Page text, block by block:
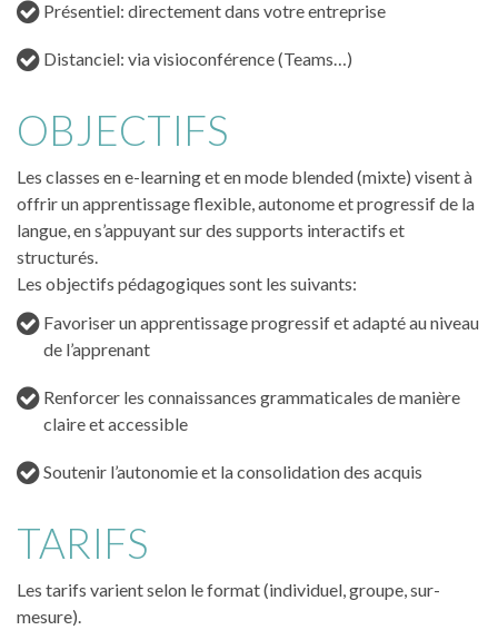
Présentiel: directement dans votre entreprise
Distanciel: via visioconférence (Teams…)
OBJECTIFS
Les classes en e-learning et en mode blended (mixte) visent à
offrir un apprentissage flexible, autonome et progressif de la
langue, en s’appuyant sur des supports interactifs et
structurés.
Les objectifs pédagogiques sont les suivants:
Favoriser un apprentissage progressif et adapté au niveau
de l’apprenant
Renforcer les connaissances grammaticales de manière
claire et accessible
Soutenir l’autonomie et la consolidation des acquis
TARIFS
Les tarifs varient selon le format (individuel, groupe, sur-
mesure).